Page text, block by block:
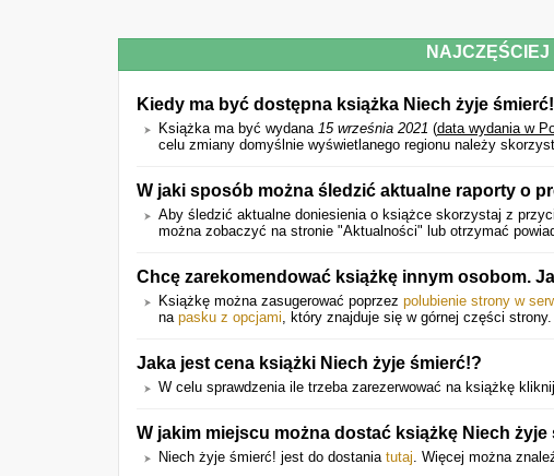
Kiedy ma być dostępna książka Niech żyje
Książka ma być wydana 15 września 2021 (data wydania w
celu zmiany domyślnie wyświetlanego regionu należy
W jaki sposób można śledzić aktualne raporty o
Aby śledzić aktualne doniesienia o książce skorzystaj z
można zobaczyć na stronie "Aktualności" lub otrzymać
Chcę zarekomendować książkę innym osobom.
Książkę można zasugerować poprzez polubienie strony w
na pasku z opcjami, który znajduje się w górnej części strony.
Jaka jest cena książki Niech żyje śmierć!?
W celu sprawdzenia ile trzeba zarezerwować na książkę
W jakim miejscu można dostać książkę Niech żyje
Niech żyje śmierć! jest do dostania tutaj. Więcej można